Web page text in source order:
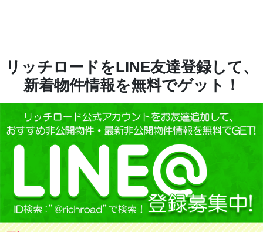
希望に基づき以下の目的で利用しま
す。
(1) 類似物件のご紹介のため
(2) ローンや購入に関するご案内のた
め
(3) 物件の見学、最新の販売状況、周
辺環境などの詳細情報のご案内のため
(4) お客様にとって有用と思われる当
社及び提携先のサービスに関するご案
内のため
(5) その他、お問い合わせ内容に回答
リッチロードをLINE友達登録して、
新着物件情報を無料でゲット！